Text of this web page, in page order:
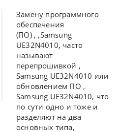
Замену программного
обеспечения
(ПО) , ,Samsung
UE32N4010, часто
называют
перепрошивкой ,
Samsung UE32N4010 или
обновлением ПО ,
Samsung UE32N4010, что
по сути одно и тоже и
разделяют на два
основных типа,